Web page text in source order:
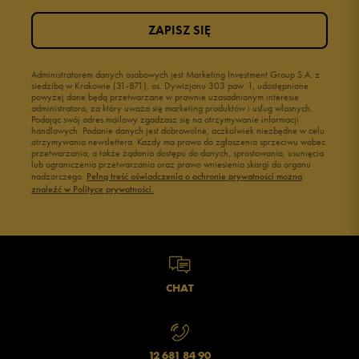
Administratorem danych osobowych jest Marketing Investment Group S.A. z
siedzibą w Krakowie (31-871), os. Dywizjonu 303 paw. 1, udostępnione
powyżej dane będą przetwarzane w prawnie uzasadnionym interesie
administratora, za który uważa się marketing produktów i usług własnych.
Podając swój adres mailowy zgadzasz się na otrzymywanie informacji
handlowych. Podanie danych jest dobrowolne, aczkolwiek niezbędne w celu
otrzymywania newslettera. Każdy ma prawo do zgłoszenia sprzeciwu wobec
przetwarzania, a także żądania dostępu do danych, sprostowania, usunięcia
lub ograniczenia przetwarzania oraz prawo wniesienia skargi do organu
nadzorczego. Pełną treść oświadczenia o ochronie prywatności można
znaleźć w Polityce prywatności.
ZAPISZ SIĘ
CHAT
12 681 84 90